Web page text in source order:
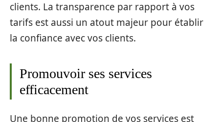
clients. La transparence par rapport à vos
tarifs est aussi un atout majeur pour établir
la confiance avec vos clients.
Promouvoir ses services
efficacement
Une bonne promotion de vos services est